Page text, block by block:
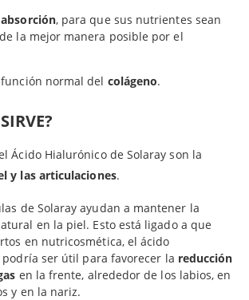
, para que sus nutrientes sean
la mejor manera posible por el
normal del colágeno.
Ácido Hialurónico de Solaray son la
y las articulaciones.
de Solaray ayudan a mantener la
en la piel. Esto está ligado a que
en nutricosmética, el ácido
ser útil para favorecer la reducción
en la frente, alrededor de los labios, en
y en la nariz.